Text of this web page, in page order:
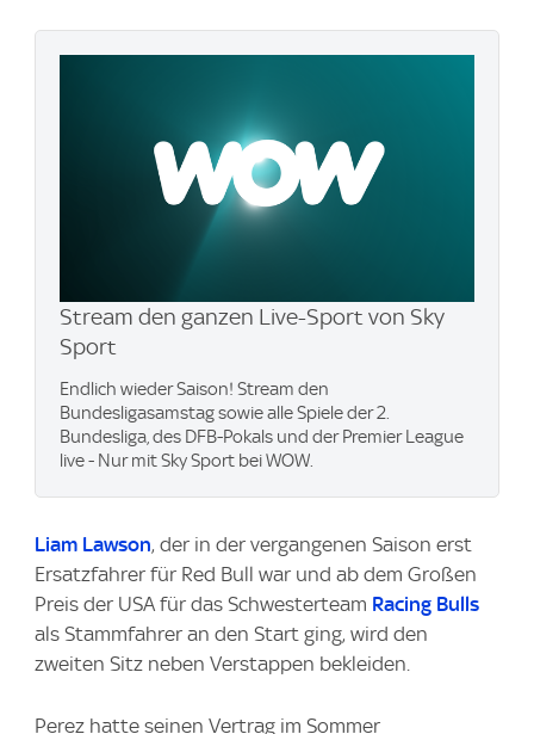
Stream den ganzen Live-Sport von Sky
Sport
Endlich wieder Saison! Stream den
Bundesligasamstag sowie alle Spiele der 2.
Bundesliga, des DFB-Pokals und der Premier League
live - Nur mit Sky Sport bei WOW.
Liam Lawson, der in der vergangenen Saison erst
Ersatzfahrer für Red Bull war und ab dem Großen
Preis der USA für das Schwesterteam Racing Bulls
als Stammfahrer an den Start ging, wird den
zweiten Sitz neben Verstappen bekleiden.
Perez hatte seinen Vertrag im Sommer